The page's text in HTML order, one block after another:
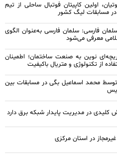
اولین کاپیتان فوتبال ساحلی از تیم
در مسابقات لیگ کشور
فارسی: سلمان فارسی به‌عنوان الگوی
معرفی می‌شود
نوین به صنعت ساختمان؛ اطمینان
از تکنولوژی و متریال باکیفیت
محمد اسماعیل بگی در مسابقات بین
کلیدی در مدیریت پایدار شبکه برق دارد